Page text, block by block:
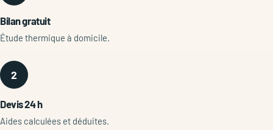
Bilan gratuit
Étude thermique à domicile.
2
Devis 24 h
Aides calculées et déduites.